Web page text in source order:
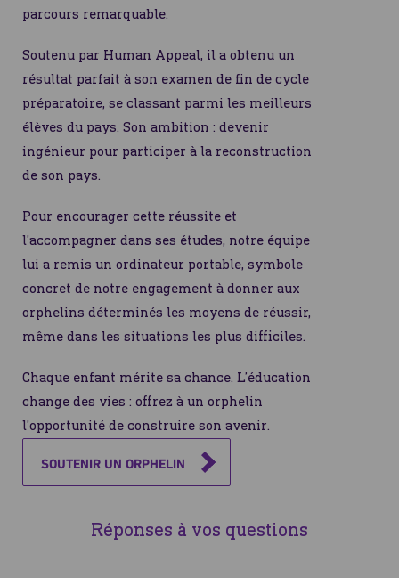
parcours remarquable.
Soutenu par Human Appeal, il a obtenu un
résultat parfait à son examen de fin de cycle
préparatoire, se classant parmi les meilleurs
élèves du pays. Son ambition : devenir
ingénieur pour participer à la reconstruction
de son pays.
Pour encourager cette réussite et
l’accompagner dans ses études, notre équipe
lui a remis un ordinateur portable, symbole
concret de notre engagement à donner aux
orphelins déterminés les moyens de réussir,
même dans les situations les plus difficiles.
Chaque enfant mérite sa chance. L’éducation
change des vies : offrez à un orphelin
l’opportunité de construire son avenir.
SOUTENIR UN ORPHELIN
Réponses à vos questions